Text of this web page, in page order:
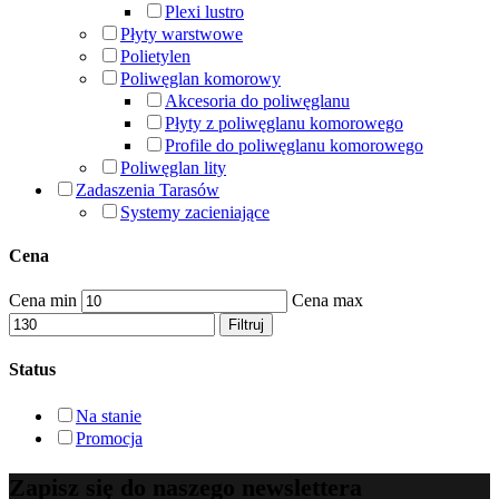
Plexi lustro
Płyty warstwowe
Polietylen
Poliwęglan komorowy
Akcesoria do poliwęglanu
Płyty z poliwęglanu komorowego
Profile do poliwęglanu komorowego
Poliwęglan lity
Zadaszenia Tarasów
Systemy zacieniające
Cena
Cena min Cena max
Filtruj
Status
Na stanie
Promocja
Zapisz się do naszego newslettera